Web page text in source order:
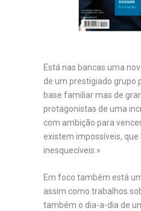
Está nas bancas uma
de um prestigiado grupo
base familiar mas de
protagonistas de uma
com ambição para
existem impossíveis,
inesquecíveis.»
Em foco também está
assim como trabalhos
também o dia-a-dia de